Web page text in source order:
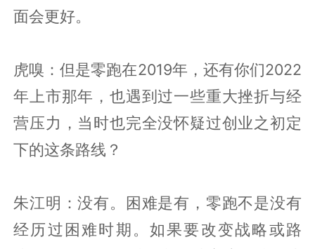
面会更好。
虎嗅：但是零跑在2019年，还有你们2022
年上市那年，也遇到过一些重大挫折与经
营压力，当时也完全没怀疑过创业之初定
下的这条路线？
朱江明：没有。困难是有，零跑不是没有
经历过困难时期。如果要改变战略或路